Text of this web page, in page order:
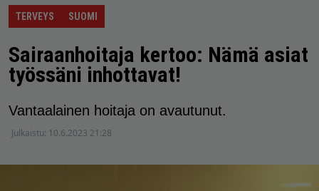
TERVEYS SUOMI
Sairaanhoitaja kertoo: Nämä asiat
työssäni inhottavat!
Vantaalainen hoitaja on avautunut.
Julkaistu: 10.6.2023 21:28